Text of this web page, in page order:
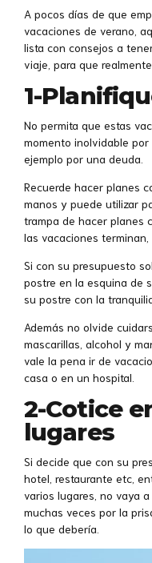
A pocos días de que
vacaciones de verano,
lista con consejos a
viaje, para que
1-
No permita que estas
momento inolvidable
ejemplo por una deuda.
Recuerde hacer planes
manos y puede utilizar
trampa de hacer planes
las vacaciones
Si con su presupuesto
postre en la esquina de
su postre con la
Además no olvide
mascarillas, alcohol y
vale la pena ir de
casa o en un hospital.
2-Cotice
lugares
Si decide que con su
hotel, restaurante etc,
varios lugares, no vaya
muchas veces por la
lo que debería.